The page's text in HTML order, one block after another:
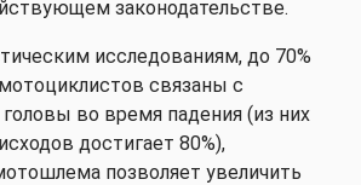
законодательстве.
исследованиям, до 70%
связаны с
во время падения (из них
достигает 80%),
позволяет увеличить